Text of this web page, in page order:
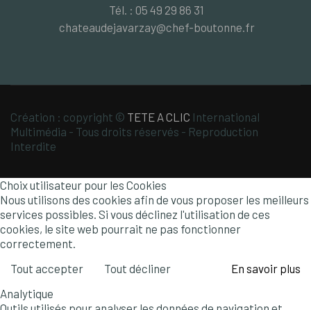
Tél. : 05 49 29 86 31
chateaudejavarzay@chef-boutonne.fr
Création : copyright © TETE A CLIC International
Multimédia - Tous droits réservés - Reproduction
Interdite
Choix utilisateur pour les Cookies
Nous utilisons des cookies afin de vous proposer les meilleurs
services possibles. Si vous déclinez l'utilisation de ces
cookies, le site web pourrait ne pas fonctionner
correctement.
Tout accepter
Tout décliner
En savoir plus
Analytique